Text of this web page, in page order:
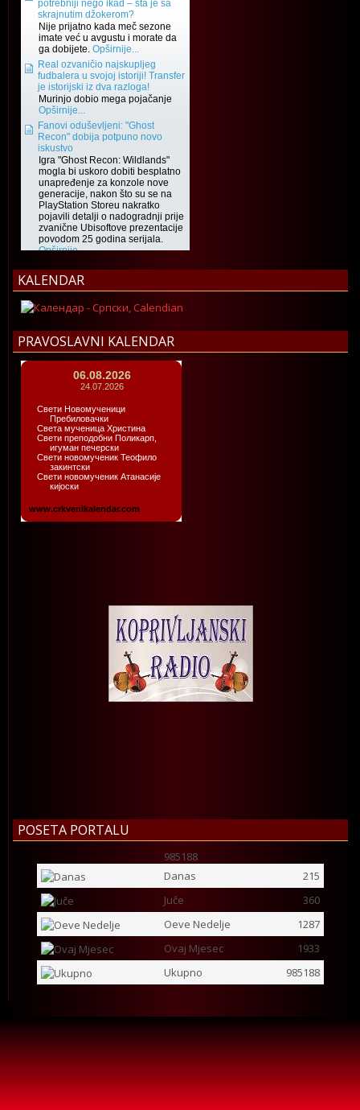
KALENDAR
PRAVOSLAVNI KALENDAR
POSETA PORTALU
985188
Danas
215
Juče
360
Oeve Nedelje
1287
Ovaj Mjesec
1933
Ukupno
985188